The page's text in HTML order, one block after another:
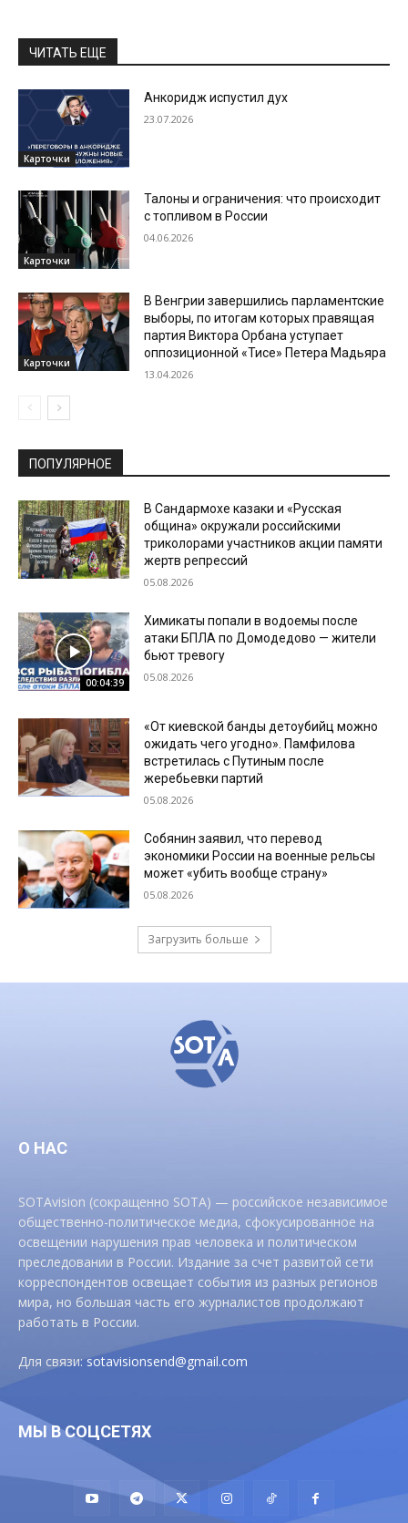
ЧИТАТЬ ЕЩЕ
Карточки
Анкоридж испустил дух
23.07.2026
Карточки
Талоны и ограничения: что происходит
с топливом в России
04.06.2026
Карточки
В Венгрии завершились парламентские
выборы, по итогам которых правящая
партия Виктора Орбана уступает
оппозиционной «Тисе» Петера Мадьяра
13.04.2026
ПОПУЛЯРНОЕ
В Сандармохе казаки и «Русская
община» окружали российскими
триколорами участников акции памяти
жертв репрессий
05.08.2026
00:04:39
Химикаты попали в водоемы после
атаки БПЛА по Домодедово — жители
бьют тревогу
05.08.2026
«От киевской банды детоубийц можно
ожидать чего угодно». Памфилова
встретилась с Путиным после
жеребьевки партий
05.08.2026
Собянин заявил, что перевод
экономики России на военные рельсы
может «убить вообще страну»
05.08.2026
Загрузить больше
О НАС
SOTAvision (сокращенно SOTA) — российское независимое
общественно-политическое медиа, сфокусированное на
освещении нарушения прав человека и политическом
преследовании в России. Издание за счет развитой сети
корреспондентов освещает события из разных регионов
мира, но большая часть его журналистов продолжают
работать в России.
Для связи:sotavisionsend@gmail.com
МЫ В СОЦСЕТЯХ